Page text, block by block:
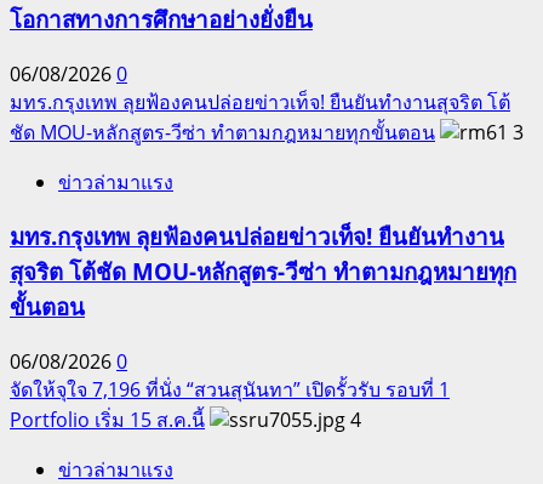
โอกาสทางการศึกษาอย่างยั่งยืน
06/08/20260
มทร.กรุงเทพ ลุยฟ้องคนปล่อยข่าวเท็จ! ยืนยันทำงานสุจริต โต้
ชัด MOU-หลักสูตร-วีซ่า ทำตามกฎหมายทุกขั้นตอน
3
ข่าวล่ามาแรง
มทร.กรุงเทพ ลุยฟ้องคนปล่อยข่าวเท็จ! ยืนยันทำงาน
สุจริต โต้ชัด MOU-หลักสูตร-วีซ่า ทำตามกฎหมายทุก
ขั้นตอน
06/08/20260
จัดให้จุใจ 7,196 ที่นั่ง “สวนสุนันทา” เปิดรั้วรับ รอบที่ 1
Portfolio เริ่ม 15 ส.ค.นี้
4
ข่าวล่ามาแรง